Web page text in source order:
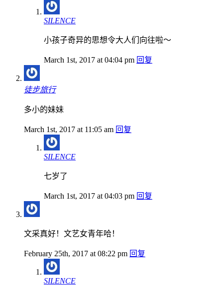
SILENCE
小孩子奇异的思想令大人们向往啦～
March 1st, 2017 at 04:04 pm 回复
徒步旅行
多小的妹妹
March 1st, 2017 at 11:05 am 回复
SILENCE
七岁了
March 1st, 2017 at 04:03 pm 回复
文采真好！文艺女青年哈！
February 25th, 2017 at 08:22 pm 回复
SILENCE